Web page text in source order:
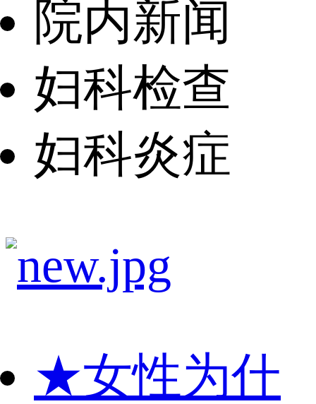
院内新闻
妇科检查
妇科炎症
★女性为什